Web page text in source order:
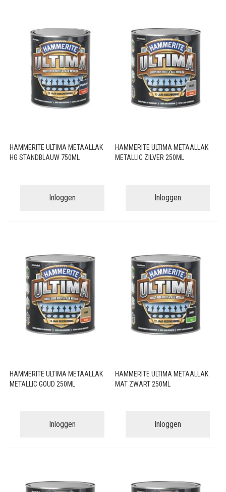
HAMMERITE ULTIMA METAALLAK
HG STANDBLAUW 750ML
Inloggen
HAMMERITE ULTIMA METAALLAK
METALLIC ZILVER 250ML
Inloggen
HAMMERITE ULTIMA METAALLAK
METALLIC GOUD 250ML
Inloggen
HAMMERITE ULTIMA METAALLAK
MAT ZWART 250ML
Inloggen